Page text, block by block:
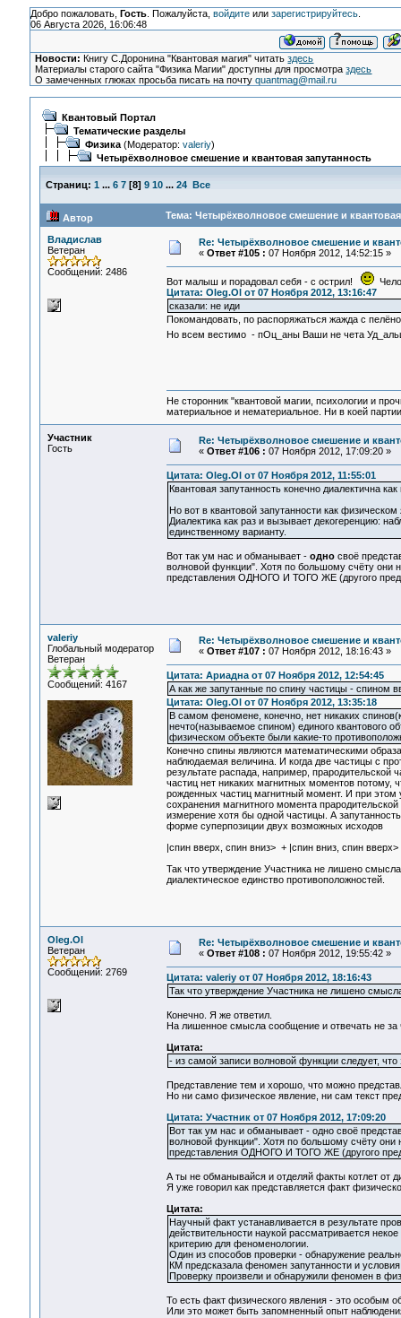
Добро пожаловать, Гость. Пожалуйста, войдитеили зарегистрируйтесь.
06 Августа 2026, 16:06:48
Новости: Книгу С.Доронина "Квантовая магия" читатьздесь
Материалы старого сайта "Физика Магии" доступны для просмотраздесь
О замеченных глюках просьба писать на почтуquantmag@mail.ru
Квантовый Портал
Тематические разделы
Физика(Модератор: valeriy)
Четырёхволновое смешение и квантовая запутанность
Страниц: 1 ... 6 7[8] 9 10 ... 24 Все
Автор Тема: Четырёхволновое смешение и
Владислав
Ветеран
Сообщений: 2486
Re: Четырёхволновое смешение и
« Ответ #105 : 07 Ноября 2012, 14:52:15 »
Вот малыш и порадовал себя - с острил!
Цитата: Oleg.Ol от 07 Ноября 2012, 13:16:47
сказали: не иди
Покомандовать, по распоряжаться жажда с
Но всем вестимо - пОц_аны Ваши не чета
Не сторонник "квантовой магии, психологии и
материальное и нематериальное. Ни в коей
Участник
Гость
Re: Четырёхволновое смешение и
« Ответ #106 : 07 Ноября 2012, 17:09:20 »
Цитата: Oleg.Ol от 07 Ноября 2012, 11:55:01
Квантовая запутанность конечно диалектична
Но вот в квантовой запутанности как физическом
Диалектика как раз и вызывает декогеренцию:
единственному варианту.
Вот так ум нас и обманывает - односвоё
волновой функции". Хотя по большому счёту они
представления ОДНОГО И ТОГО ЖЕ (другого
valeriy
Глобальный модератор
Ветеран
Сообщений: 4167
Re: Четырёхволновое смешение и
« Ответ #107 : 07 Ноября 2012, 18:16:43 »
Цитата: Ариадна от 07 Ноября 2012, 12:54:45
А как же запутанные по спину частицы - спином
Цитата: Oleg.Ol от 07 Ноября 2012, 13:35:18
В самом феномене, конечно, нет никаких
нечто(называемое спином) единого квантового
физическом объекте были какие-то
Конечно спины являются математическими
наблюдаемая величина. И когда две частицы с
результате распада, например,
частиц нет никаких магнитных моментов
рожденных частиц магнитный момент. И при этом
сохранения магнитного момента
измерение хотя бы одной частицы. А
форме суперпозиции двух возможных исходов
|спин вверх, спин вниз> + |спин вниз, спин вверх>
Так что утверждение Участника не лишено
диалектическое единство противоположностей.
Oleg.Ol
Ветеран
Сообщений: 2769
Re: Четырёхволновое смешение и
« Ответ #108 : 07 Ноября 2012, 19:55:42 »
Цитата: valeriy от 07 Ноября 2012, 18:16:43
Так что утверждение Участника не лишено
Конечно. Я же ответил.
На лишенное смысла сообщение и отвечать не за
Цитата:
- из самой записи волновой функции следует, что
Представление тем и хорошо, что можно
Но ни само физическое явление, ни сам текст
Цитата: Участник от 07 Ноября 2012, 17:09:20
Вот так ум нас и обманывает - одно своё
волновой функции". Хотя по большому счёту они
представления ОДНОГО И ТОГО ЖЕ (другого
А ты не обманывайся и отделяй факты котлет от
Я уже говорил как представляется факт
Цитата:
Научный факт устанавливается в результате
действительности наукой рассматривается
критерию для феноменологии.
Один из способов проверки - обнаружение
КМ предсказала феномен запутанности и
Проверку произвели и обнаружили феномен в
То есть факт физического явления - это особым
Или это может быть запомненный опыт